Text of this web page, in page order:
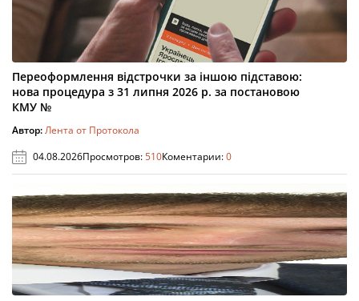
Переоформлення відстрочки за іншою підставою:
нова процедура з 31 липня 2026 р. за постановою
КМУ №
Автор:Лента от Протокола
04.08.2026Просмотров:510Коментарии:0